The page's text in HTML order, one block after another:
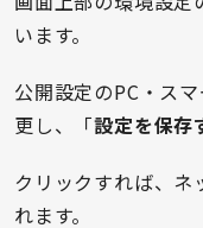
います。
公開設定のPC・ス
更し、「設定を保存
クリックすれば、ネ
れます。